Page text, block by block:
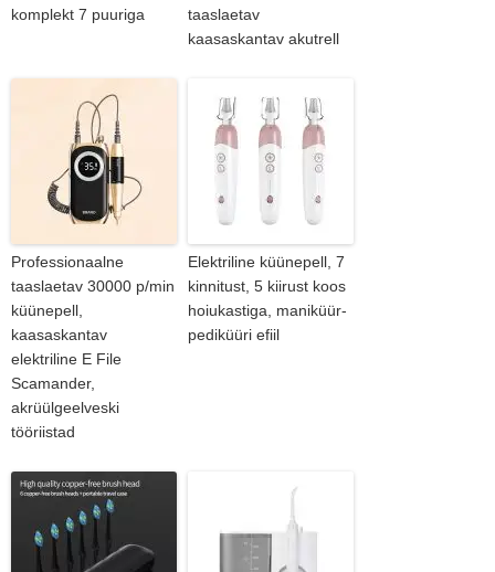
komplekt 7 puuriga
taaslaetav
kaasaskantav akutrell
Professionaalne
taaslaetav 30000 p/min
küünepell,
kaasaskantav
elektriline E File
Scamander,
akrüülgeelveski
tööriistad
Elektriline küünepell, 7
kinnitust, 5 kiirust koos
hoiukastiga, maniküür-
pediküüri efiil